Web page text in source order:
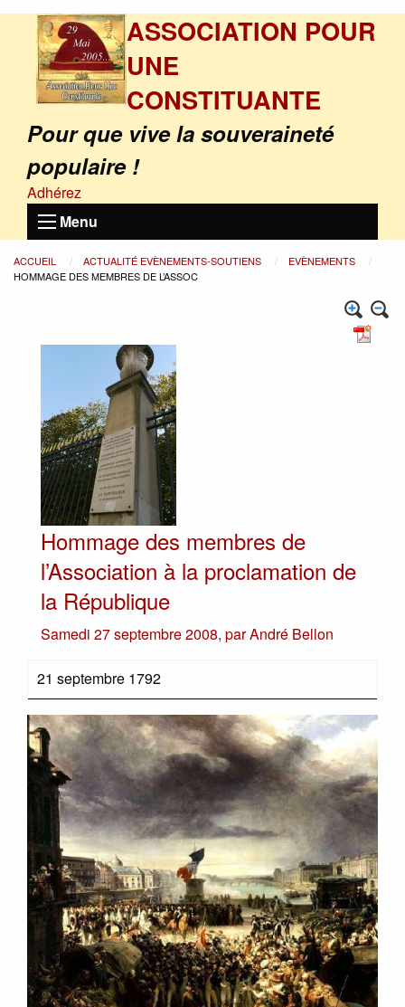
ASSOCIATION POUR
UNE
CONSTITUANTE
Pour que vive la souveraineté
populaire !
Adhérez
Menu
ACCUEIL ACTUALITÉ EVÈNEMENTS-SOUTIENS
EVÈNEMENTS
HOMMAGE DES MEMBRES DE L’ASSOC
Hommage des membres de
l’Association à la proclamation de
la République
Samedi 27 septembre 2008, parAndré Bellon
21 septembre 1792